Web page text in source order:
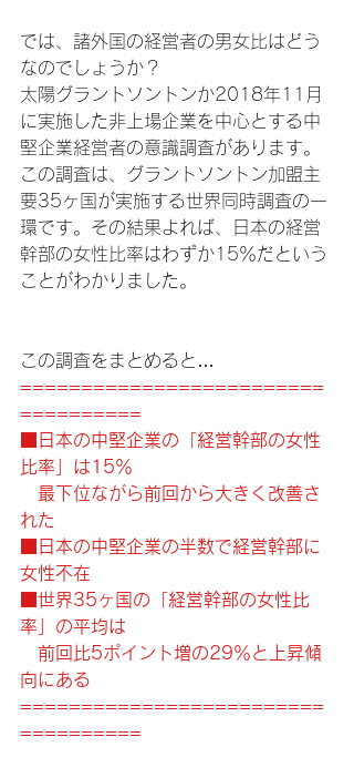
では、諸外国の経営者の男女比はどう
なのでしょうか？
太陽グラントソントンか2018年11月
に実施した非上場企業を中心とする中
堅企業経営者の意識調査があります。
この調査は、グラントソントン加盟主
要35ヶ国が実施する世界同時調査の一
環です。その結果よれば、日本の経営
幹部の女性比率はわずか15％だという
ことがわかりました。
この調査をまとめると…
=========================
==========
■日本の中堅企業の「経営幹部の女性
比率」は15％
最下位ながら前回から大きく改善さ
れた
■日本の中堅企業の半数で経営幹部に
女性不在
■世界35ヶ国の「経営幹部の女性比
率」の平均は
前回比5ポイント増の29％と上昇傾
向にある
=========================
==========